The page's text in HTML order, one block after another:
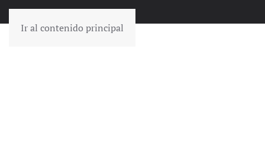
Ir al contenido principal